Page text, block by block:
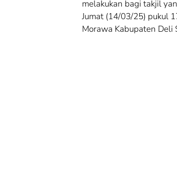
melakukan bagi takjil
Jumat (14/03/25) pukul
Morawa Kabupaten Deli